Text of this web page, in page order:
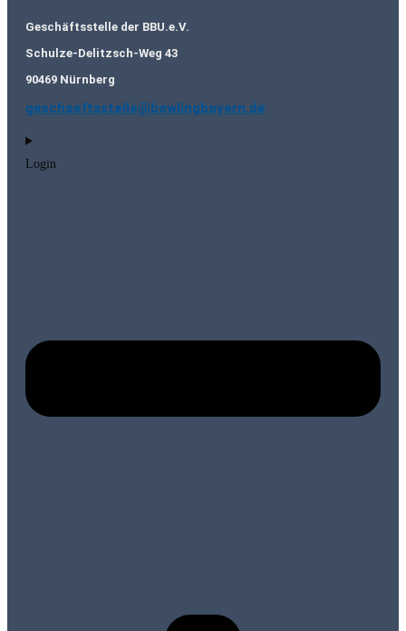
Geschäftsstelle der BBU.e.V.
Schulze-Delitzsch-Weg 43
90469 Nürnberg
geschaeftsstelle@bowlingbayern.de
Login